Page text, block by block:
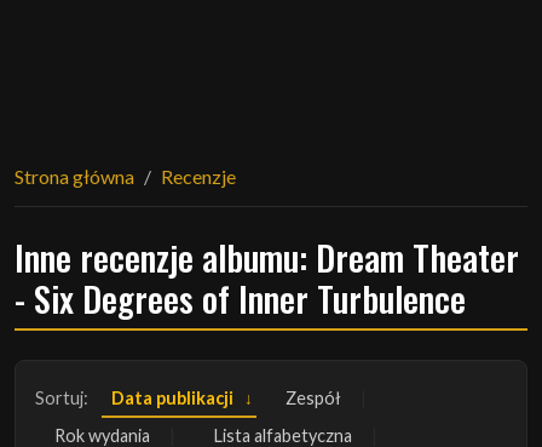
Strona główna Recenzje
Inne recenzje albumu: Dream Theater
- Six Degrees of Inner Turbulence
Sortuj: Data publikacji
Zespół
Rok wydania
Lista alfabetyczna